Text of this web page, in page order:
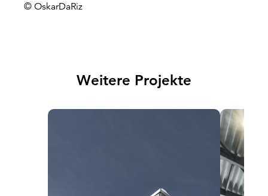
© OskarDaRiz
Weitere Projekte